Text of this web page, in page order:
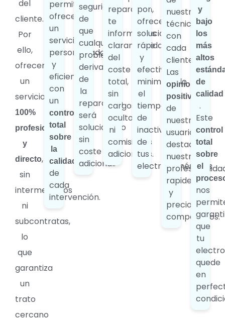
del
cliente.
Por
ello,
ofrecemos
un
servicio
100%
profesional
y
directo,
sin
intermediarios
ni
subcontratas,
lo
que
garantiza
un
trato
cercano
permite
ofrecerte
un
servicio
personalizado
y
eficiente,
con
un
control
total
sobre
la
calidad
de
cada
intervención.
seguridad
de
que
cualquier
problema
derivado
de
la
reparación
será
solucionado
sin
coste
adicional.
reparación,
te
informamos
claramente
del
coste
total,
sin
cargos
ocultos
ni
comisiones
adicionales.
por
ofrecerte
soluciones
rápidas
y
efectivas,
minimizando
el
tiempo
de
inactividad
de
tus
electrodomésticos.
nuestros
técnicos
con
cada
cliente.
Las
opiniones
positivas
de
nuestros
usuarios
destacan
nuestra
rapidez
y
precios
competitivos.
y
bajo
los
más
altos
de
calidad
.
Este
control
total
sobre
el
nos
que
tu
quede
en